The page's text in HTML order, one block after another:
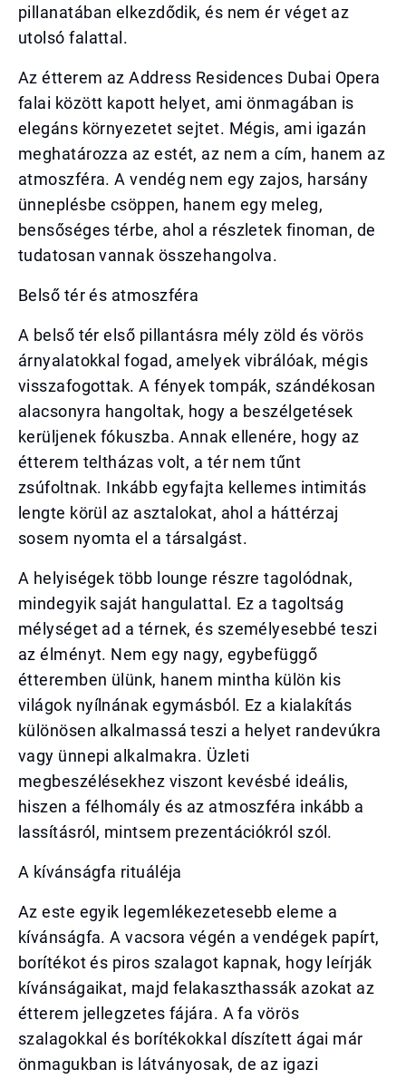
pillanatában elkezdődik, és nem ér véget az
utolsó falattal.
Az étterem az Address Residences Dubai Opera
falai között kapott helyet, ami önmagában is
elegáns környezetet sejtet. Mégis, ami igazán
meghatározza az estét, az nem a cím, hanem az
atmoszféra. A vendég nem egy zajos, harsány
ünneplésbe csöppen, hanem egy meleg,
bensőséges térbe, ahol a részletek finoman, de
tudatosan vannak összehangolva.
Belső tér és atmoszféra
A belső tér első pillantásra mély zöld és vörös
árnyalatokkal fogad, amelyek vibrálóak, mégis
visszafogottak. A fények tompák, szándékosan
alacsonyra hangoltak, hogy a beszélgetések
kerüljenek fókuszba. Annak ellenére, hogy az
étterem teltházas volt, a tér nem tűnt
zsúfoltnak. Inkább egyfajta kellemes intimitás
lengte körül az asztalokat, ahol a háttérzaj
sosem nyomta el a társalgást.
A helyiségek több lounge részre tagolódnak,
mindegyik saját hangulattal. Ez a tagoltság
mélységet ad a térnek, és személyesebbé teszi
az élményt. Nem egy nagy, egybefüggő
étteremben ülünk, hanem mintha külön kis
világok nyílnának egymásból. Ez a kialakítás
különösen alkalmassá teszi a helyet randevúkra
vagy ünnepi alkalmakra. Üzleti
megbeszélésekhez viszont kevésbé ideális,
hiszen a félhomály és az atmoszféra inkább a
lassításról, mintsem prezentációkról szól.
A kívánságfa rituáléja
Az este egyik legemlékezetesebb eleme a
kívánságfa. A vacsora végén a vendégek papírt,
borítékot és piros szalagot kapnak, hogy leírják
kívánságaikat, majd felakaszthassák azokat az
étterem jellegzetes fájára. A fa vörös
szalagokkal és borítékokkal díszített ágai már
önmagukban is látványosak, de az igazi